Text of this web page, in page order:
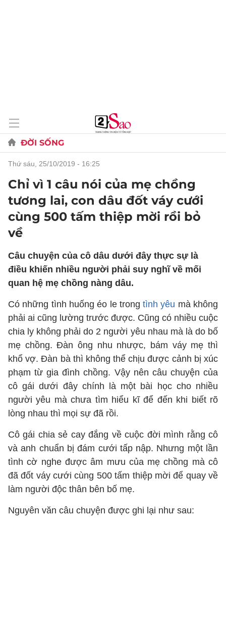
ĐỜI SỐNG
thứ sáu, 25/10/2019 - 16:25
Chỉ vì 1 câu nói của mẹ chồng
tương lai, con dâu đốt váy cưới
cùng 500 tấm thiệp mời rồi bỏ
về
Câu chuyện của cô dâu dưới đây thực sự là
điều khiến nhiều người phải suy nghĩ về mối
quan hệ mẹ chồng nàng dâu.
Có những tình huống éo le trongtình yêu mà không
phải ai cũng lường trước được. Cũng có nhiều cuộc
chia ly không phải do 2 người yêu nhau mà là do bố
mẹ chồng. Đàn ông nhu nhược, bám váy mẹ thì
khổ vợ. Đàn bà thì không thể chịu được cảnh bị xúc
phạm từ gia đình chồng. Vậy nên câu chuyện của
cô gái dưới đây chính là một bài học cho nhiều
người yêu mà chưa tìm hiểu kĩ để đến khi biết rõ
lòng nhau thì mọi sự đã rồi.
Cô gái chia sẻ cay đắng về cuộc đời mình rằng cô
và anh chuẩn bị đám cưới tấp nập. Nhưng một lần
tình cờ nghe được âm mưu của mẹ chồng mà cô
đã đốt váy cưới cùng 500 tấm thiệp mời để quay về
làm người độc thân bên bố mẹ.
Nguyên văn câu chuyện được ghi lại như sau: